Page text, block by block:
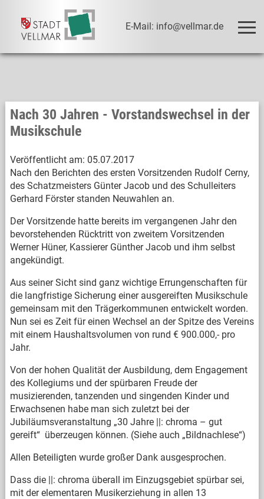
E-Mail: info@vellmar.de
Nach 30 Jahren - Vorstandswechsel in der
Musikschule
Veröffentlicht am: 05.07.2017
Nach den Berichten des ersten Vorsitzenden Rudolf Cerny,
des Schatzmeisters Günter Jacob und des Schulleiters
Gerhard Förster standen Neuwahlen an.
Der Vorsitzende hatte bereits im vergangenen Jahr den
bevorstehenden Rücktritt von zweitem Vorsitzenden
Werner Hüner, Kassierer Günther Jacob und ihm selbst
angekündigt.
Aus seiner Sicht sind ganz wichtige Errungenschaften für
die langfristige Sicherung einer ausgereiften Musikschule
gemeinsam mit den Trägerkommunen entwickelt worden.
Nun sei es Zeit für einen Wechsel an der Spitze des Vereins
mit einem Haushaltsvolumen von rund € 900.000,- pro
Jahr.
Von der hohen Qualität der Ausbildung, dem Engagement
des Kollegiums und der spürbaren Freude der
musizierenden, tanzenden und singenden Kinder und
Erwachsenen habe man sich zuletzt bei der
Jubiläumsveranstaltung „30 Jahre ||: chroma – gut
gereift“ überzeugen können. (Siehe auch „Bildnachlese“)
Allen Beteiligten wurde großer Dank ausgesprochen.
Dass die ||: chroma überall im Einzugsgebiet spürbar sei,
mit der elementaren Musikerziehung in allen 13